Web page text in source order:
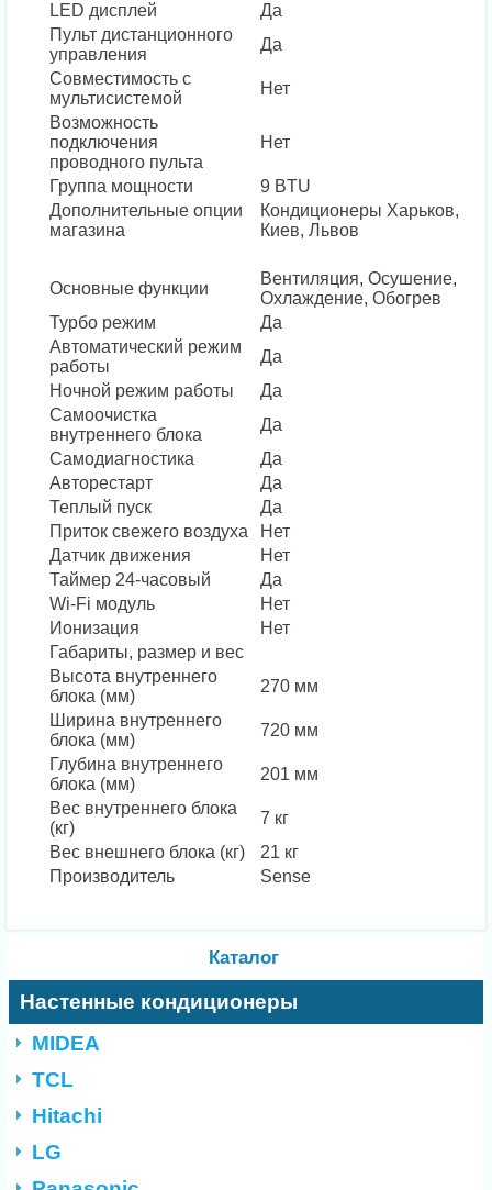
LED дисплей
Да
Пульт дистанционного
управления
Да
Совместимость с
мультисистемой
Нет
Возможность
подключения
проводного пульта
Нет
Группа мощности
9 BTU
Дополнительные опции
магазина
Кондиционеры Харьков,
Киев, Львов
Основные функции
Вентиляция, Осушение,
Охлаждение, Обогрев
Турбо режим
Да
Автоматический режим
работы
Да
Ночной режим работы
Да
Самоочистка
внутреннего блока
Да
Самодиагностика
Да
Авторестарт
Да
Теплый пуск
Да
Приток свежего воздуха
Нет
Датчик движения
Нет
Таймер 24-часовый
Да
Wi-Fi модуль
Нет
Ионизация
Нет
Габариты, размер и вес
Высота внутреннего
блока (мм)
270 мм
Ширина внутреннего
блока (мм)
720 мм
Глубина внутреннего
блока (мм)
201 мм
Вес внутреннего блока
(кг)
7 кг
Вес внешнего блока (кг)
21 кг
Производитель
Sense
Каталог
Настенные кондиционеры
MIDEA
TCL
Hitachi
LG